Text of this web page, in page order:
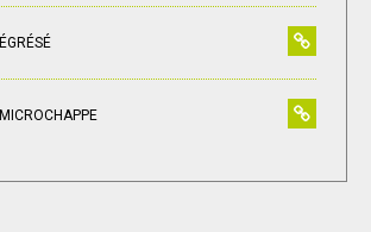
s’insérer harmonieusement dans
de la maison comme au cœur du jardin.
poser : celle des projets à venir. Ce muret
« pierre » d’un aménagement futur plus
en effet de pouvoir prévoir dès aujourd’hui
l’ouvrage. Par ailleurs, le jardin